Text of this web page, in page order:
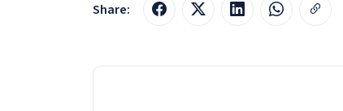
Share: